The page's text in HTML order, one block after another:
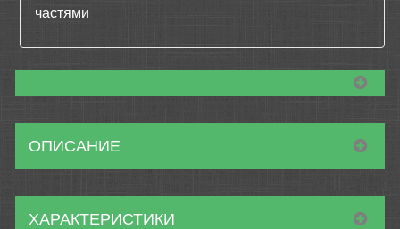
частями
ОПИСАНИЕ
ХАРАКТЕРИСТИКИ